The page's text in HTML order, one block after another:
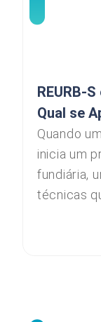
REURB-
Qual se
Quando
inicia um
fundiária,
técnicas